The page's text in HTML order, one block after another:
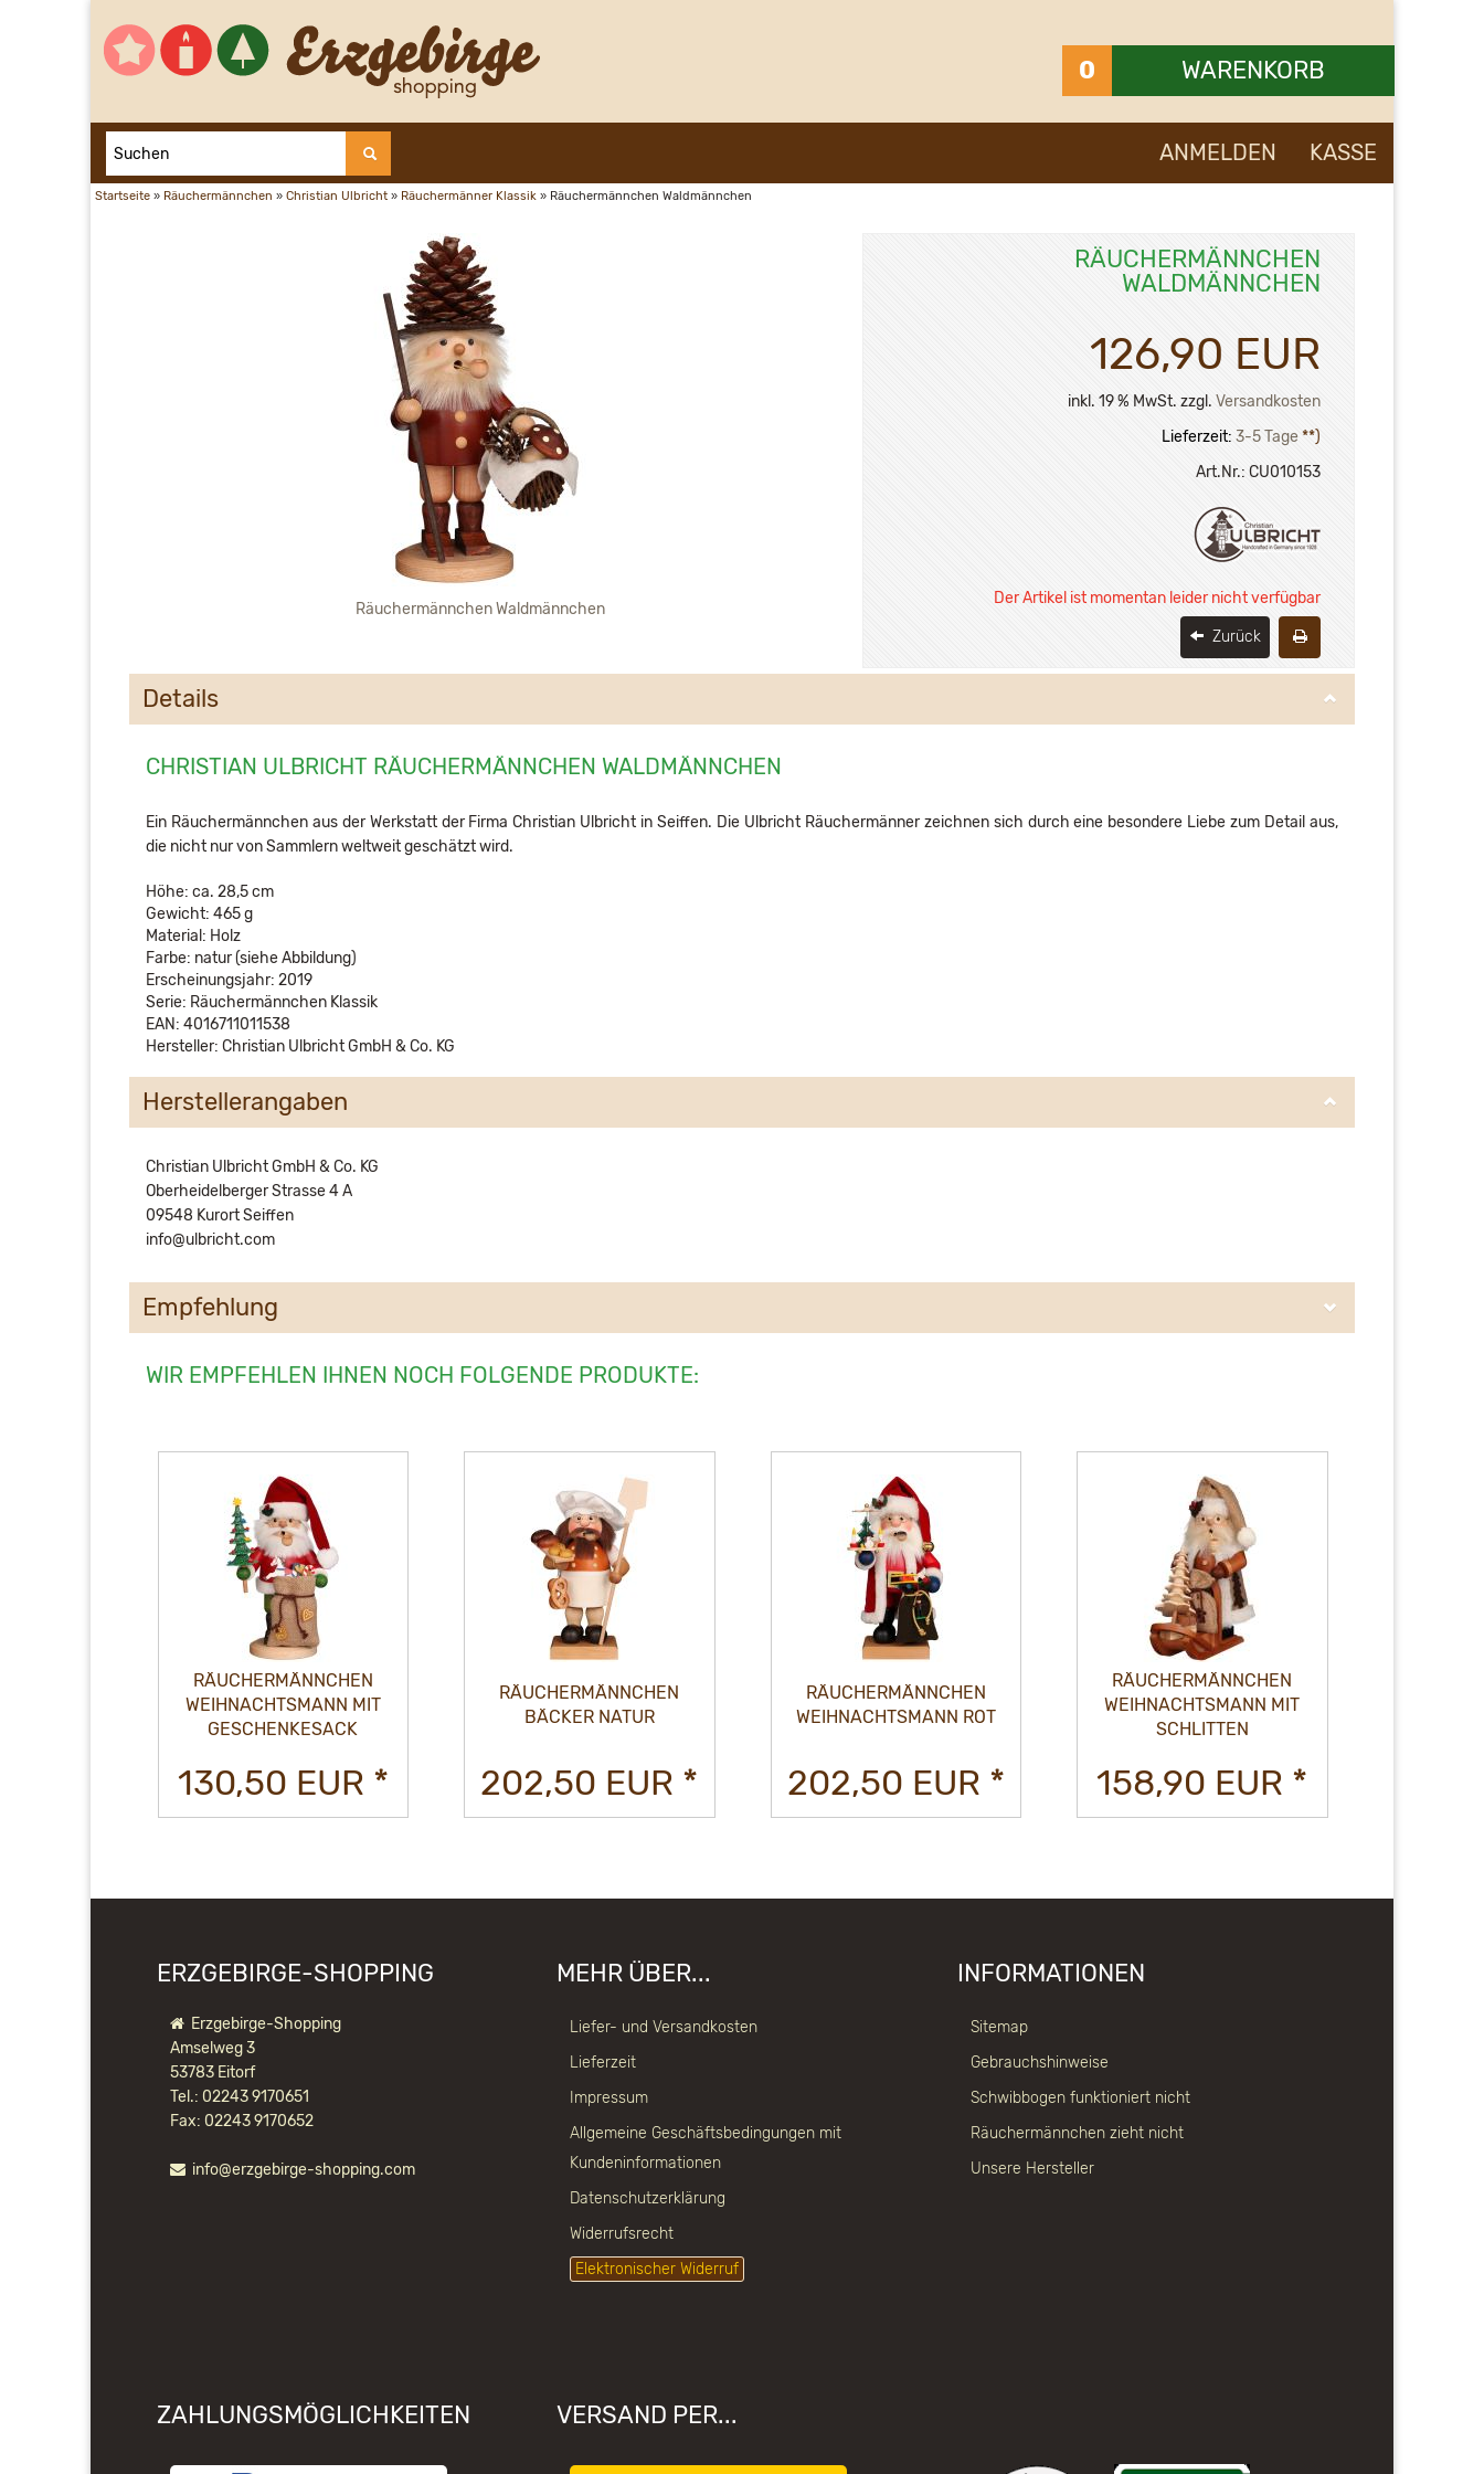
0 WARENKORB
Ihr Warenkorb ist leer.
ANMELDEN KASSE
Startseite » Räuchermännchen » Christian Ulbricht » Räuchermänner Klassik » Räuchermännchen Waldmännchen
Räuchermännchen Waldmännchen
RÄUCHERMÄNNCHEN
WALDMÄNNCHEN
126,90 EUR
inkl. 19 % MwSt. zzgl. Versandkosten
Lieferzeit: 3-5 Tage **)
Art.Nr.: CU010153
Der Artikel ist momentan leider nicht verfügbar
Zurück
Details
CHRISTIAN ULBRICHT RÄUCHERMÄNNCHEN WALDMÄNNCHEN
Ein Räuchermännchen aus der Werkstatt der Firma Christian Ulbricht in Seiffen. Die Ulbricht Räuchermänner zeichnen sich durch eine besondere Liebe zum Detail aus,
die nicht nur von Sammlern weltweit geschätzt wird.
Höhe: ca. 28,5 cm
Gewicht: 465 g
Material: Holz
Farbe: natur (siehe Abbildung)
Erscheinungsjahr: 2019
Serie: Räuchermännchen Klassik
EAN: 4016711011538
Hersteller: Christian Ulbricht GmbH & Co. KG
Herstellerangaben
Christian Ulbricht GmbH & Co. KG
Oberheidelberger Strasse 4 A
09548 Kurort Seiffen
info@ulbricht.com
Empfehlung
WIR EMPFEHLEN IHNEN NOCH FOLGENDE PRODUKTE:
RÄUCHERMÄNNCHEN
WEIHNACHTSMANN MIT
GESCHENKESACK
130,50 EUR *
RÄUCHERMÄNNCHEN
BÄCKER NATUR
202,50 EUR *
RÄUCHERMÄNNCHEN
WEIHNACHTSMANN ROT
202,50 EUR *
RÄUCHERMÄNNCHEN
WEIHNACHTSMANN MIT
SCHLITTEN
158,90 EUR *
ERZGEBIRGE-SHOPPING
Erzgebirge-Shopping
Amselweg 3
53783 Eitorf
Tel.: 02243 9170651
Fax: 02243 9170652
info@erzgebirge-shopping.com
MEHR ÜBER...
Liefer- und Versandkosten
Lieferzeit
Impressum
Allgemeine Geschäftsbedingungen mit
Kundeninformationen
Datenschutzerklärung
Widerrufsrecht
Elektronischer Widerruf
INFORMATIONEN
Sitemap
Gebrauchshinweise
Schwibbogen funktioniert nicht
Räuchermännchen zieht nicht
Unsere Hersteller
ZAHLUNGSMÖGLICHKEITEN VERSAND PER...